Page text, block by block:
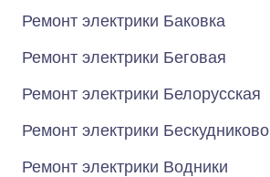
Ремонт электрики Баковка
Ремонт электрики Беговая
Ремонт электрики Белорусская
Ремонт электрики Бескудниково
Ремонт электрики Водники